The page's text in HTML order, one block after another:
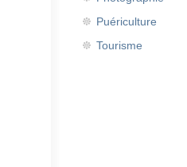
Puériculture
Tourisme